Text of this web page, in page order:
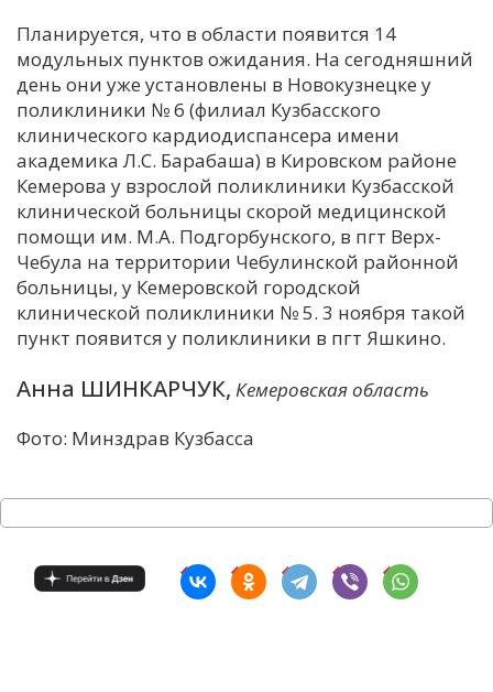
Планируется, что в области появится 14
модульных пунктов ожидания. На сегодняшний
день они уже установлены в Новокузнецке у
поликлиники № 6 (филиал Кузбасского
клинического кардиодиспансера имени
академика Л.С. Барабаша) в Кировском районе
Кемерова у взрослой поликлиники Кузбасской
клинической больницы скорой медицинской
помощи им. М.А. Подгорбунского, в пгт Верх-
Чебула на территории Чебулинской районной
больницы, у Кемеровской городской
клинической поликлиники № 5. 3 ноября такой
пункт появится у поликлиники в пгт Яшкино.
Анна ШИНКАРЧУК, Кемеровская область
Фото: Минздрав Кузбасса